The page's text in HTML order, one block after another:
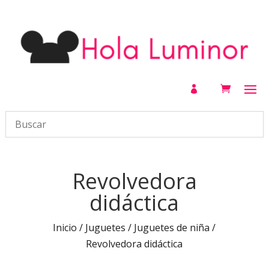

Revolvedora
didáctica
Inicio / Juguetes / Juguetes de niña /
Revolvedora didáctica